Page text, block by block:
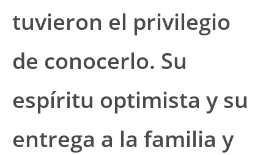
tuvieron el privilegio
de conocerlo. Su
espíritu optimista y su
entrega a la familia y